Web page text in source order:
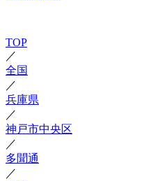
TOP
／
全国
／
兵庫県
／
神戸市中央区
／
多聞通
／